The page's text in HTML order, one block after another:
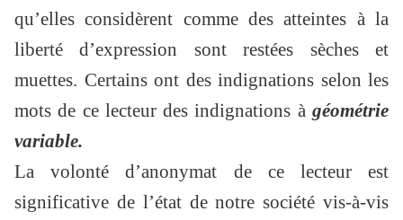
qu’elles considèrent comme des atteintes à la
liberté d’expression sont restées sèches et
muettes. Certains ont des indignations selon les
mots de ce lecteur des indignations à géométrie
variable.
La volonté d’anonymat de ce lecteur est
significative de l’état de notre société vis-à-vis